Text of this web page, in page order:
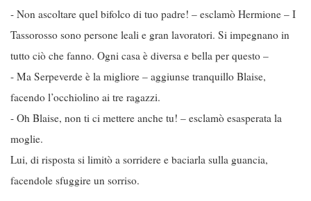
- Non ascoltare quel bifolco di tuo padre! – esclamò Hermione – I
Tassorosso sono persone leali e gran lavoratori. Si impegnano in
tutto ciò che fanno. Ogni casa è diversa e bella per questo –
- Ma Serpeverde è la migliore – aggiunse tranquillo Blaise,
facendo l’occhiolino ai tre ragazzi.
- Oh Blaise, non ti ci mettere anche tu! – esclamò esasperata la
moglie.
Lui, di risposta si limitò a sorridere e baciarla sulla guancia,
facendole sfuggire un sorriso.